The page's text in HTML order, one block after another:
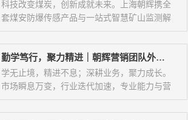
科技改变煤炭，创新成就未来。上海朝辉携全
套煤安防爆传感产品与一站式智慧矿山监测解
决方案，登陆上海世界煤炭工业博览会E7馆
E730特装展位，以硬核国产化传感技术，...
勤学笃行，聚力精进｜朝辉营销团队外出专项培训圆满落幕
学无止境，精进不息；深耕业务，聚力成长。
市场瞬息万变，行业迭代加速，专业能力与营
销思维，是营销团队立足市场、破局突围的核
心底气。为进一步夯实团队专业素养、更新